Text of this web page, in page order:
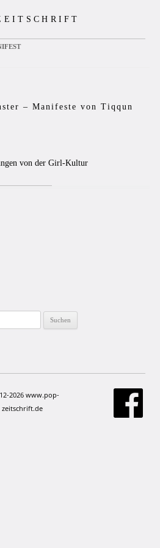
– Manifeste von Tiqqun
von der Girl-Kultur
2026 www.pop-
zeitschrift.de